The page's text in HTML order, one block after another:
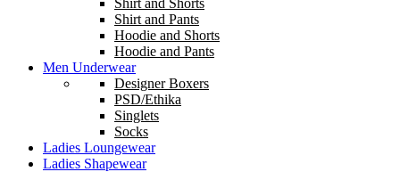
Shirt and Shorts
Shirt and Pants
Hoodie and Shorts
Hoodie and Pants
Men Underwear
Designer Boxers
PSD/Ethika
Singlets
Socks
Ladies Loungewear
Ladies Shapewear